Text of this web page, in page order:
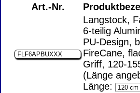
Art.-Nr.
Langstock,
6-teilig
PU-Design,
FireCane,
Griff, 120-
(Länge
Länge: